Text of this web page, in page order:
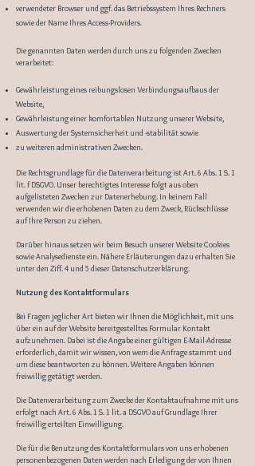
verwendeter Browser und ggf. das Betriebssystem Ihres Rechners
sowie der Name Ihres Access-Providers.
Die genannten Daten werden durch uns zu folgenden Zwecken
verarbeitet:
Gewährleistung eines reibungslosen Verbindungsaufbaus der
Website,
Gewährleistung einer komfortablen Nutzung unserer Website,
Auswertung der Systemsicherheit und -stabilität sowie
zu weiteren administrativen Zwecken.
Die Rechtsgrundlage für die Datenverarbeitung ist Art. 6 Abs. 1 S. 1
lit. f DSGVO. Unser berechtigtes Interesse folgt aus oben
aufgelisteten Zwecken zur Datenerhebung. In keinem Fall
verwenden wir die erhobenen Daten zu dem Zweck, Rückschlüsse
auf Ihre Person zu ziehen.
Darüber hinaus setzen wir beim Besuch unserer Website Cookies
sowie Analysedienste ein. Nähere Erläuterungen dazu erhalten Sie
unter den Ziff. 4 und 5 dieser Datenschutzerklärung.
Nutzung des Kontaktformulars
Bei Fragen jeglicher Art bieten wir Ihnen die Möglichkeit, mit uns
über ein auf der Website bereitgestelltes Formular Kontakt
aufzunehmen. Dabei ist die Angabe einer gültigen E-Mail-Adresse
erforderlich, damit wir wissen, von wem die Anfrage stammt und
um diese beantworten zu können. Weitere Angaben können
freiwillig getätigt werden.
Die Datenverarbeitung zum Zwecke der Kontaktaufnahme mit uns
erfolgt nach Art. 6 Abs. 1 S. 1 lit. a DSGVO auf Grundlage Ihrer
freiwillig erteilten Einwilligung.
Die für die Benutzung des Kontaktformulars von uns erhobenen
personenbezogenen Daten werden nach Erledigung der von Ihnen